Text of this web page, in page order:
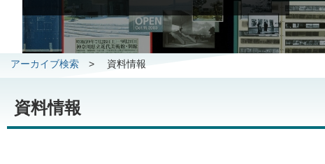
アーカイブ検索 > 資料情報
資料情報